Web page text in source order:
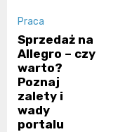
Praca
Sprzedaż na
Allegro – czy
warto?
Poznaj
zalety i
wady
portalu